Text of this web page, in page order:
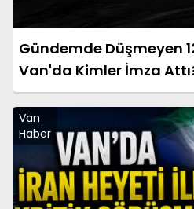
Gündemde Düşmeyen
Van'da Kimler İmza
Van
Haber